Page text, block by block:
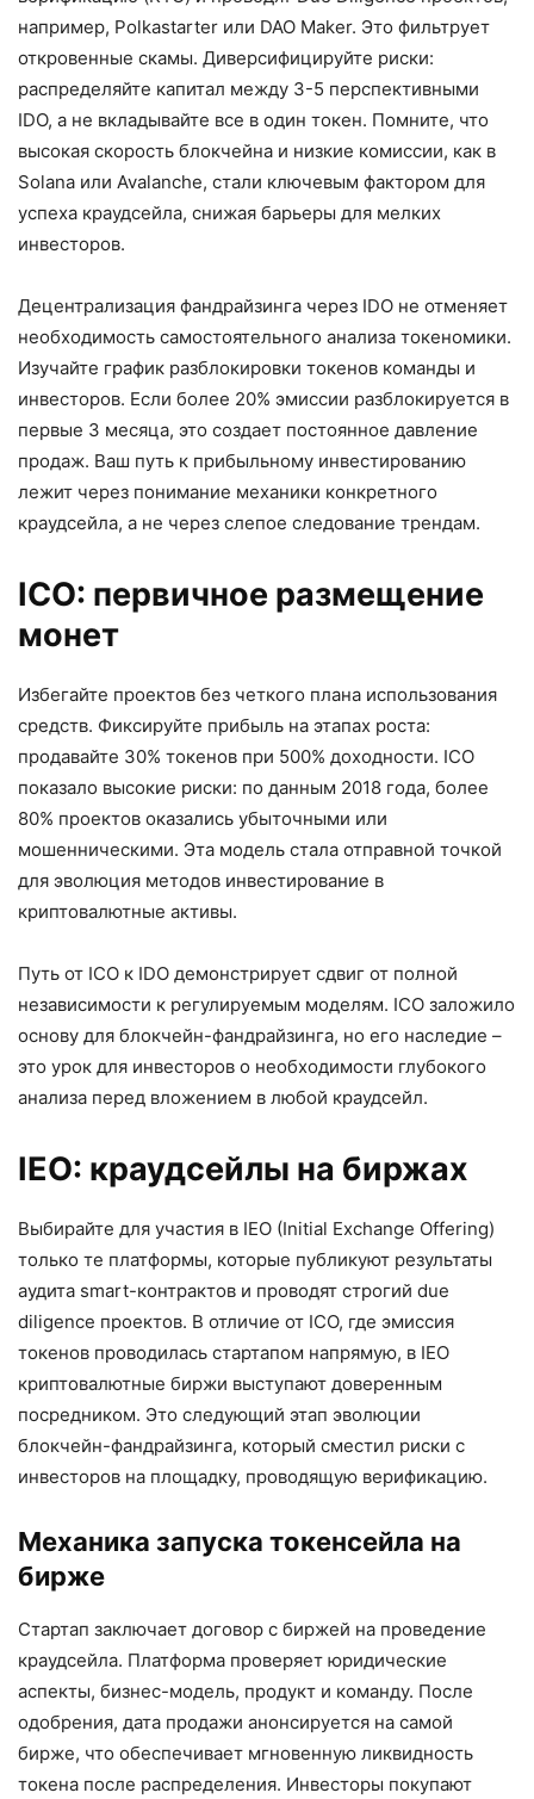
например, Polkastarter или DAO Maker. Это фильтрует
откровенные скамы. Диверсифицируйте риски:
распределяйте капитал между 3-5 перспективными
IDO, а не вкладывайте все в один токен. Помните, что
высокая скорость блокчейна и низкие комиссии, как в
Solana или Avalanche, стали ключевым фактором для
успеха краудсейла, снижая барьеры для мелких
инвесторов.
Децентрализация фандрайзинга через IDO не отменяет
необходимость самостоятельного анализа токеномики.
Изучайте график разблокировки токенов команды и
инвесторов. Если более 20% эмиссии разблокируется в
первые 3 месяца, это создает постоянное давление
продаж. Ваш путь к прибыльному инвестированию
лежит через понимание механики конкретного
краудсейла, а не через слепое следование трендам.
ICO: первичное размещение
монет
Избегайте проектов без четкого плана использования
средств. Фиксируйте прибыль на этапах роста:
продавайте 30% токенов при 500% доходности. ICO
показало высокие риски: по данным 2018 года, более
80% проектов оказались убыточными или
мошенническими. Эта модель стала отправной точкой
для эволюция методов инвестирование в
криптовалютные активы.
Путь от ICO к IDO демонстрирует сдвиг от полной
независимости к регулируемым моделям. ICO заложило
основу для блокчейн-фандрайзинга, но его наследие –
это урок для инвесторов о необходимости глубокого
анализа перед вложением в любой краудсейл.
IEO: краудсейлы на биржах
Выбирайте для участия в IEO (Initial Exchange Offering)
только те платформы, которые публикуют результаты
аудита smart-контрактов и проводят строгий due
diligence проектов. В отличие от ICO, где эмиссия
токенов проводилась стартапом напрямую, в IEO
криптовалютные биржи выступают доверенным
посредником. Это следующий этап эволюции
блокчейн-фандрайзинга, который сместил риски с
инвесторов на площадку, проводящую верификацию.
Механика запуска токенсейла на
бирже
Стартап заключает договор с биржей на проведение
краудсейла. Платформа проверяет юридические
аспекты, бизнес-модель, продукт и команду. После
одобрения, дата продажи анонсируется на самой
бирже, что обеспечивает мгновенную ликвидность
токена после распределения. Инвесторы покупают